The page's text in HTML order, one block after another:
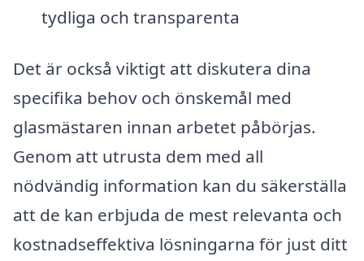
tydliga och transparenta
Det är också viktigt att diskutera dina
specifika behov och önskemål med
glasmästaren innan arbetet påbörjas.
Genom att utrusta dem med all
nödvändig information kan du säkerställa
att de kan erbjuda de mest relevanta och
kostnadseffektiva lösningarna för just ditt